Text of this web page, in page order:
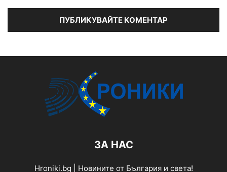
ЗА НАС
Hroniki.bg | Новините от България и света!